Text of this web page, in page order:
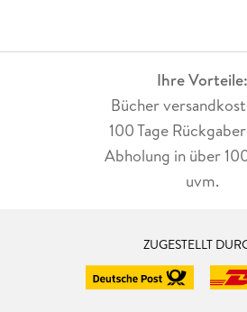
Ihre Vorteile:
Bücher
100 Tage
Abholung in über
uvm.
ZUGESTELLT